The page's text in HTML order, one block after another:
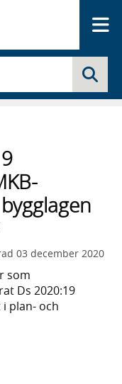
03 december 2020
som
Ds 2020:19
plan- och